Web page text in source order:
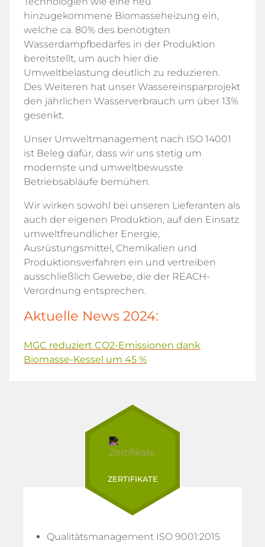
hinzugekommene Biomasseheizung ein,
welche ca. 80% des benötigten
Wasserdampfbedarfes in der Produktion
bereitstellt, um auch hier die
Umweltbelastung deutlich zu reduzieren.
Des Weiteren hat unser Wassereinsparprojekt
den jährlichen Wasserverbrauch um über 13%
gesenkt.
Unser Umweltmanagement nach ISO 14001
ist Beleg dafür, dass wir uns stetig um
modernste und umweltbewusste
Betriebsabläufe bemühen.
Wir wirken sowohl bei unseren Lieferanten als
auch der eigenen Produktion, auf den Einsatz
umweltfreundlicher Energie,
Ausrüstungsmittel, Chemikalien und
Produktionsverfahren ein und vertreiben
ausschließlich Gewebe, die der REACH-
Verordnung entsprechen.
Aktuelle News 2024:
MGC reduziert CO2-Emissionen dank
Biomasse-Kessel um 45 %
ZERTIFIKATE
Qualitätsmanagement ISO 9001:2015